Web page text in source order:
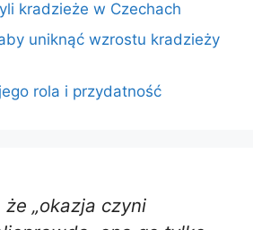
kradzieże w Czechach
uniknąć wzrostu kradzieży
rola i przydatność
że „okazja czyni